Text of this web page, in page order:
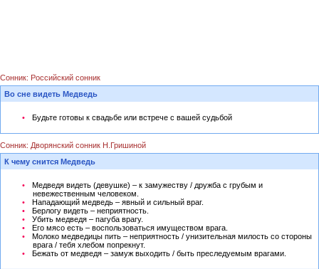
Сонник: Российский сонник
Во сне видеть Медведь
Будьте готовы к свадьбе или встрече с вашей судьбой
Сонник: Дворянский сонник Н.Гришиной
К чему снится Медведь
Медведя видеть (девушке) – к замужеству / дружба с грубым и
невежественным человеком.
Нападающий медведь – явный и сильный враг.
Берлогу видеть – неприятность.
Убить медведя – пагуба врагу.
Его мясо есть – воспользоваться имуществом врага.
Молоко медведицы пить – неприятность / унизительная милость со стороны
врага / тебя хлебом попрекнут.
Бежать от медведя – замуж выходить / быть преследуемым врагами.